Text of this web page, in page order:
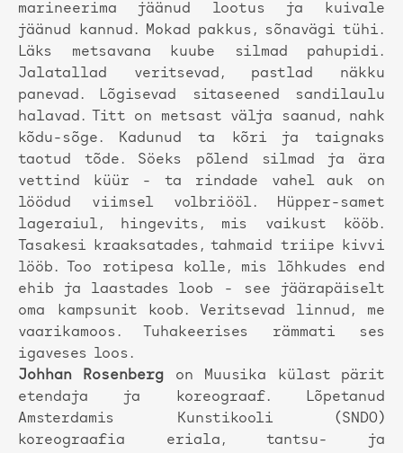
marineerima jäänud lootus ja kuivale
jäänud kannud. Mokad pakkus, sõnavägi tühi.
Läks metsavana kuube silmad pahupidi.
Jalatallad veritsevad, pastlad näkku
panevad. Lõgisevad sitaseened sandilaulu
halavad. Titt on metsast välja saanud, nahk
kõdu-sõge. Kadunud ta kõri ja taignaks
taotud tõde. Söeks põlend silmad ja ära
vettind küür - ta rindade vahel auk on
löödud viimsel volbriööl. Hüpper-samet
lageraiul, hingevits, mis vaikust kööb.
Tasakesi kraaksatades, tahmaid triipe kivvi
lööb. Too rotipesa kolle, mis lõhkudes end
ehib ja laastades loob - see jäärapäiselt
oma kampsunit koob. Veritsevad linnud, me
vaarikamoos. Tuhakeerises rämmati ses
igaveses loos.
Johhan Rosenberg on Muusika külast pärit
etendaja ja koreograaf. Lõpetanud
Amsterdamis Kunstikooli (SNDO)
koreograafia eriala, tantsu- ja